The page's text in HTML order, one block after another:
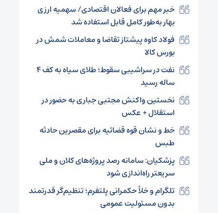
خبر مهم برای فعالان اقتصادی/ سهمیه ارزی
بهار به‌طور کامل قابل استفاده شد
فولاد کاوه پیشتاز تقاضا و معاملات شمش در
بورس کالا
نفت در سراشیبی سقوط؛ طلای سیاه به کف ۴
ساله رسید
نخستین واکنش مجتبی جباری به حضور در
استقلال + عکس
خط و نشان قوه قضائیه برای مقصرین حادثه
طبس
پزشکیان: سامانه رصد پروژه‌های کلان و ملی
سریعتر راه‌اندازی شود
تلگرام و خلأ حکمرانی پلتفرم‌؛ تنظیم‌گر قدرتمند
بدون مسئولیت عمومی